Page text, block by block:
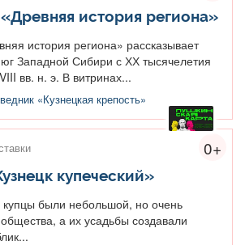
история региона»
история региона» рассказывает
Западной Сибири с ХХ тысячелетия
вв. н. э. В витринах...
«Кузнецкая крепость»
0+
купеческий»
купцы были небольшой, но очень
а их усадьбы создавали